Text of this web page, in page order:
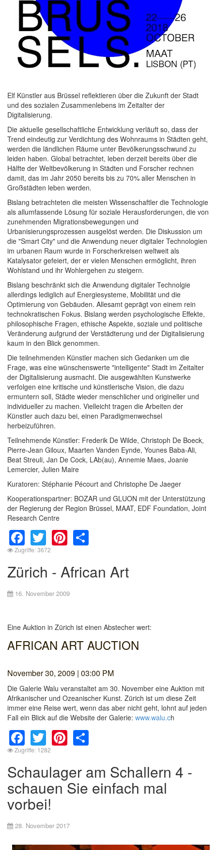
Elf Künstler aus Brüssel reflektieren über die Zukunft der Stadt
und des sozialen Zusammenlebens im Zeitalter der
Digitalisierung.
Die aktuelle gesellschaftliche Entwicklung verläuft so, dass der
Trend eindeutig zur Verdichtung des Wohnraums in Städten geht,
werden die ländlichen Räume unter Bevölkerungsschwund zu
leiden haben. Global betrachtet, leben derzeit bereits über die
Hälfte der Weltbevölkerung in Städten und Forscher rechnen
damit, das im Jahr 2050 bereits bis zu 70% aller Menschen in
Großstädten leben werden.
Bislang betrachteten die meisten Wissenschaftler die Technologie
als allumfassende Lösung für soziale Herausforderungen, die von
zunehmenden Migrationsbewegungen und
Urbanisierungsprozessen ausgelöst werden. Die Diskussion um
die "Smart City" und die Anwendung neuer digitaler Technologien
im urbanen Raum wurde in Forscherkreisen weltweit als
Katalysator gefeiert, der er vielen Menschen ermöglicht, ihren
Wohlstand und ihr Wohlergehen zu steigern.
Bislang beschränkt sich die Anwendung digitaler Technolgie
allerdings lediglich auf Energiesysteme, Mobilität und die
Optimierung von Gebäuden. Allesamt geprägt von einem rein
technokratischen Fokus. Bislang werden psychologische Effekte,
philosophische Fragen, ethische Aspekte, soziale und politische
Veränderung aufgrund der Verstädterung und der Digitalisierung
kaum in den Blick genommen.
Die teilnehmenden Künstler machen sich Gedanken um die
Frage, was eine wünschenswerte "intelligente" Stadt im Zeitalter
der Digitalisierung ausmacht. Die ausgewählten Kunstwerke
verfolgen eine kritische und künstlerische Vision, die dazu
ermuntern soll, Städte wieder menschlicher und origineller und
individueller zu machen. Vielleicht tragen die Arbeiten der
Künstler auch dazu bei, einen Paradigmenwechsel
herbeizuführen.
Teilnehmende Künstler: Frederik De Wilde, Christoph De Boeck,
Pierre-Jean Giloux, Maarten Vanden Eynde, Younes Baba-Ali,
Beat Streuli, Jan De Cock, LAb(au), Annemie Maes, Joanie
Lemercier, Julien Maire
Kuratoren: Stéphanie Pécourt and Christophe De Jaeger
Kooperationspartner: BOZAR und GLUON mit der Unterstützung
der Regierung der Region Brüssel, MAAT, EDF Foundation, Joint
Research Centre
Facebook
TwitterPinterest
Zugriffe: 3672
Zürich - African Art
16. November 2009
Eine Auktion in Zürich ist einen Abstecher wert:
AFRICAN ART AUCTION
November 30, 2009 | 03:00 PM
Die Galerie Walu veranstaltet am 30. November eine Auktion mit
Afrikanischer und Ozeanischer Kunst. Zürich ist um diese Zeit
immer eine Reise wert, wenn das aber nicht geht, lohnt auf jeden
Fall ein Blick auf die Website der Galerie: www.walu.ch
Facebook
TwitterPinterest
Zugriffe: 1282
Schaulager am Schallern 4 -
schauen Sie einfach mal
vorbei!
28. November 2017